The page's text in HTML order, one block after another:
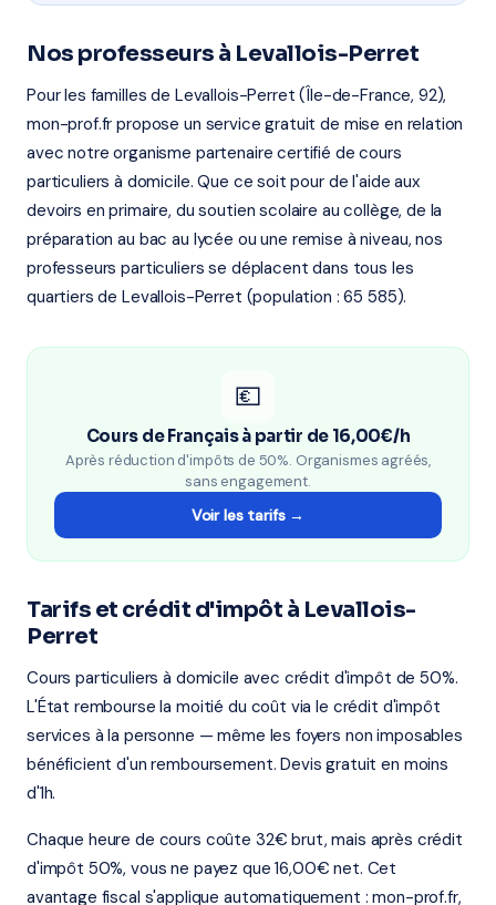
Nos professeurs à Levallois-Perret
Pour les familles de Levallois-Perret (Île-de-France, 92),
mon-prof.fr propose un service gratuit de mise en relation
avec notre organisme partenaire certifié de cours
particuliers à domicile. Que ce soit pour de l'aide aux
devoirs en primaire, du soutien scolaire au collège, de la
préparation au bac au lycée ou une remise à niveau, nos
professeurs particuliers se déplacent dans tous les
quartiers de Levallois-Perret (population : 65 585).
💶
Cours de Français à partir de 16,00€/h
Après réduction d'impôts de 50%. Organismes agréés,
sans engagement.
Voir les tarifs →
Tarifs et crédit d'impôt à Levallois-
Perret
Cours particuliers à domicile avec crédit d'impôt de 50%.
L'État rembourse la moitié du coût via le crédit d'impôt
services à la personne — même les foyers non imposables
bénéficient d'un remboursement. Devis gratuit en moins
d'1h.
Chaque heure de cours coûte 32€ brut, mais après crédit
d'impôt 50%, vous ne payez que 16,00€ net. Cet
avantage fiscal s'applique automatiquement : mon-prof.fr,